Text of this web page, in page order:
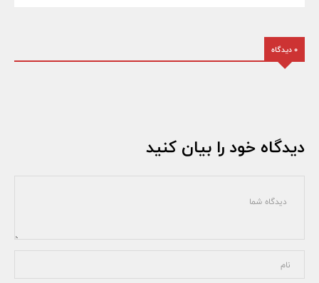
0 دیدگاه
دیدگاه خود را بیان کنید